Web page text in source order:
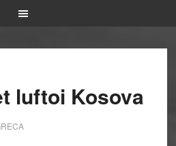
luftoi Kosova